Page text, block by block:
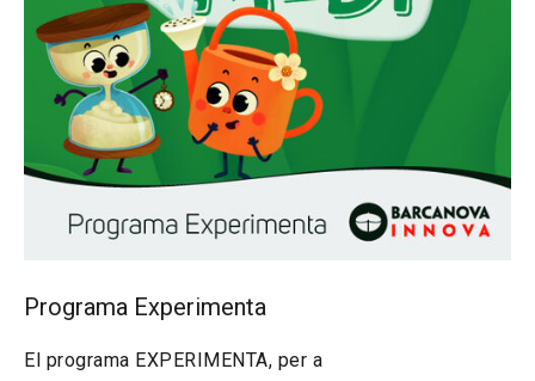
Programa Experimenta
El programa EXPERIMENTA, per a